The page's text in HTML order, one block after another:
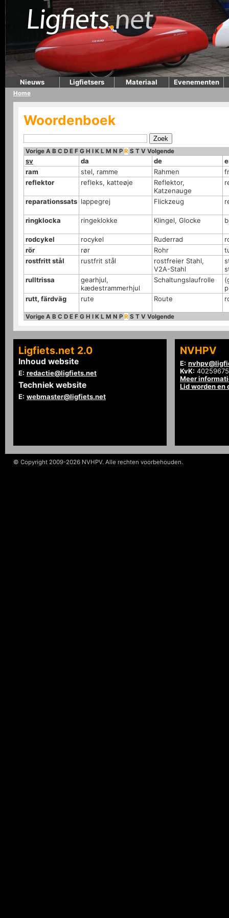
Nieuws Ligfietsers Materiaal Evenementen
Home
Woordenboek
Vorige A B C D E F G H I K L M N P R S T V Volgende
sv da de
ram
stel, ramme Rahmen
reflektor
refleks, katteøje
Reflektor,
Katzenauge
reparationssats lappegrej Flickzeug
ringklocka ringeklokke Klingel, Glocke
rodcykel rocykel Ruderrad
rör
rør Rohr
rostfritt stål
rustfrit stål
rostfreier Stahl,
V2A-Stahl
rulltrissa
gearhjul,
kædestrammerhjul
Schaltungslaufrolle
rutt, färdväg
rute Route
Vorige A B C D E F G H I K L M N P R S T V Volgende
Ligfiets.net 2.0
Inhoud website
E: redactie@ligfiets.net
Techniek website
E: webmaster@ligfiets.net
NVHPV
E:
KvK: 40259675
Meer
Lid worden en
© Copyright 2009-2026 NVHPV. Alle rechten voorbehouden.